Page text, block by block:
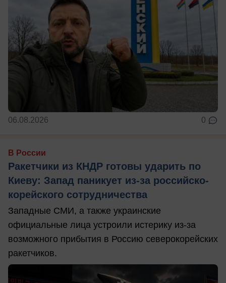
06.08.2026 0
В России
Ракетчики из КНДР готовы ударить по
Киеву: Запад паникует из-за российско-
корейского сотрудничества
Западные СМИ, а также украинские
официальные лица устроили истерику из-за
возможного прибытия в Россию северокорейских
ракетчиков.